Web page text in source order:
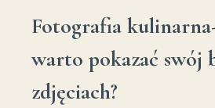
Fotografia
warto pokazać swój
zdjęciach?